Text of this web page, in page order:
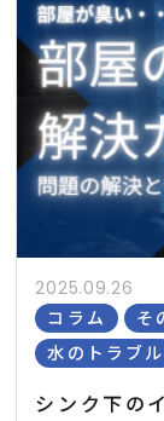
2025.09.26
コラム
そ
水のトラブル
シンク下の